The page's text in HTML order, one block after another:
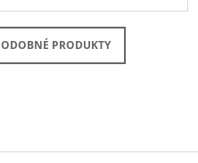
PRODUKTY